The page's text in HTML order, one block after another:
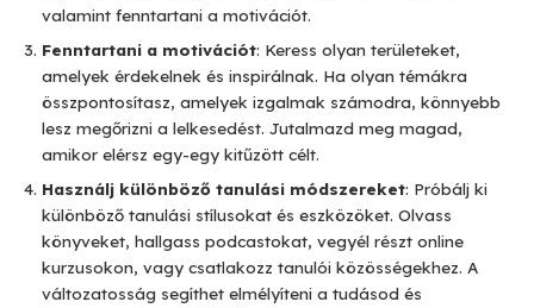
valamint fenntartani a motivációt.
Fenntartani a motivációt: Keress olyan területeket,
amelyek érdekelnek és inspirálnak. Ha olyan témákra
összpontosítasz, amelyek izgalmak számodra, könnyebb
lesz megőrizni a lelkesedést. Jutalmazd meg magad,
amikor elérsz egy-egy kitűzött célt.
Használj különböző tanulási módszereket: Próbálj ki
különböző tanulási stílusokat és eszközöket. Olvass
könyveket, hallgass podcastokat, vegyél részt online
kurzusokon, vagy csatlakozz tanulói közösségekhez. A
változatosság segíthet elmélyíteni a tudásod és